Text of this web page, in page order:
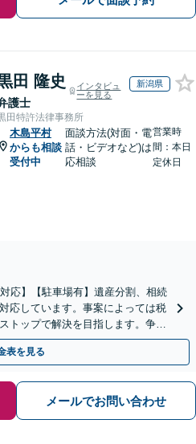
田 隆史
護士
インタビュ
ーを見る
新潟県
田特許法律事務所
木島平村
からも相談
受付中
面談方法(対面・電
話・ビデオなど)は
応相談
営業時
間：本日
定休日
応】【駐車場有】遺産分割、相続
応しています。事案によっては税
トップで解決を目指します。争い
。【分割払い可】
表を見る
メールでお問い合わせ